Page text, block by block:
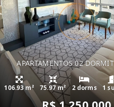
APARTAMENTOS 02
106.93 m² 75.97 m² 2 dorms 1